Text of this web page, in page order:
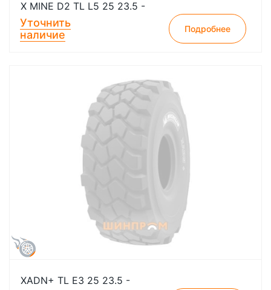
X MINE D2 TL L5 25 23.5 -
Уточнить
наличие
Подробнее
XADN+ TL E3 25 23.5 -